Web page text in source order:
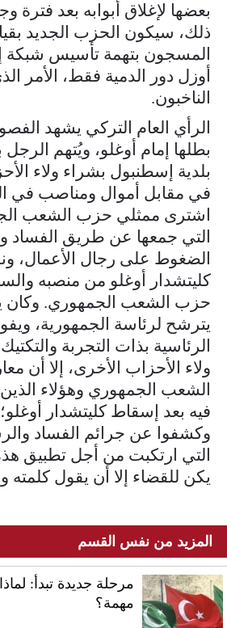
بعضها لإغلاق أبوابه بعد فترة
ذلك، سيكون الحزب الجديد
المسجون بتهمة تأسيس شبكة
أوزل دور الدمية فقط، الأمر
الناخبون.
الرأي العام التركي يشهد
بطلها إمام أوغلو، ويُتهم الرجل
بلدية إسطنبول بشراء ولاء
في مقابل أموال ومناصب في
اشترى ممثلي حزب الشعب
التي جمعها عن طريق الفساد
الضغوط على رجال الأعمال،
كليتشدار أوغلو من منصبه
حزب الشعب الجمهوري. وكان
يترشح لرئاسة الجمهورية،
الرئاسية بذات التجربة
ولاء الأحزاب الأخرى، إلا أن
الشعب الجمهوري وهؤلاء
فيه بعد إسقاط كليتشدار
وكشفوا عن جرائم الفساد
التي ارتكبت من أجل تطبيق
يكن للقضاء إلا أن يقول كلمته
المزيد من نفس القسم
مرحلة جديدة تبدأ:
مهمة؟